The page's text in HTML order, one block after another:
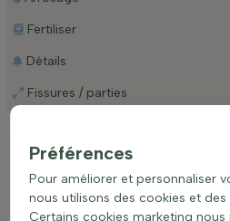
Fertiliser
Détails
Fissures / parties
'Ponytails' Graminée
très ténue)
Préférences
Pour améliorer et personnaliser
nous utilisons des cookies et
Certains cookies marketing nous